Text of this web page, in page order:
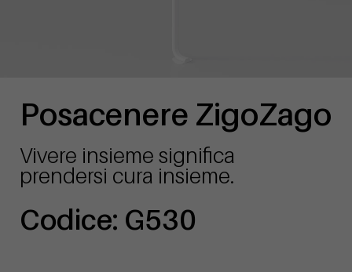
Posacenere ZigoZago
Vivere insieme significa
prendersi cura insieme.
Codice: G530